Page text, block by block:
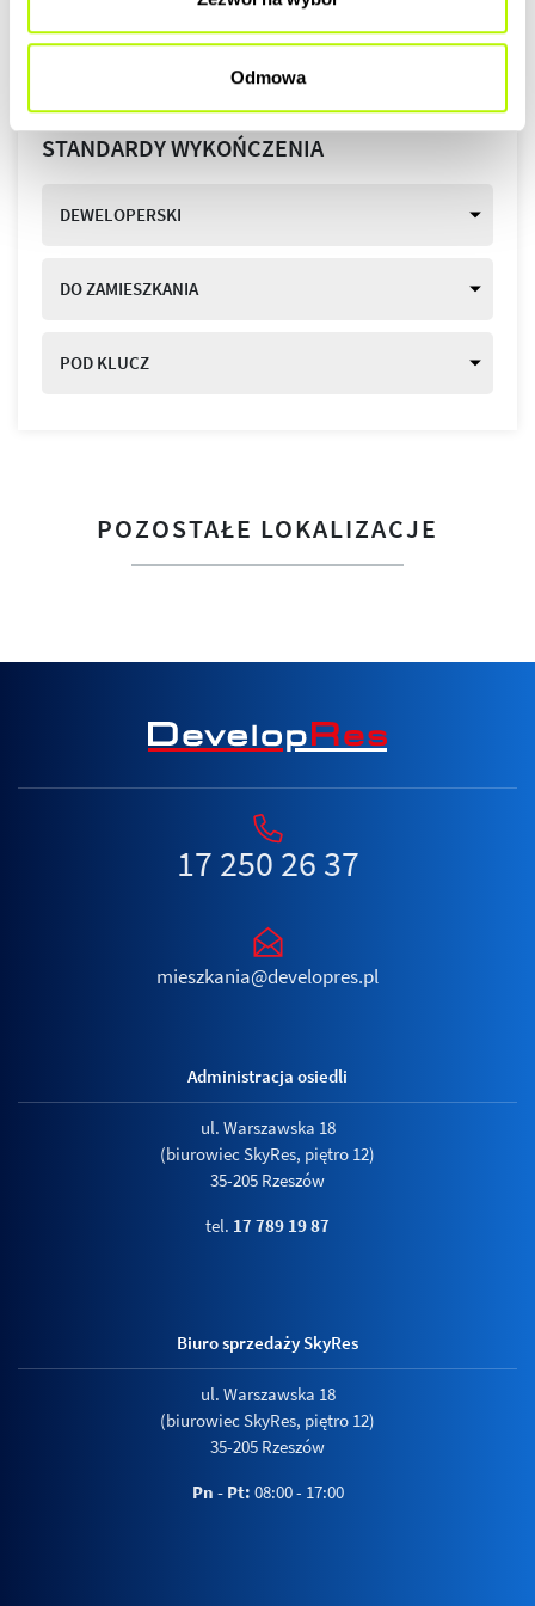
Odmowa
STANDARDY WYKOŃCZENIA
DEWELOPERSKI
DO ZAMIESZKANIA
POD KLUCZ
POZOSTAŁE LOKALIZACJE
17 250 26 37
mieszkania@developres.pl
Administracja osiedli
ul. Warszawska 18
(biurowiec SkyRes, piętro 12)
35-205 Rzeszów
tel. 17 789 19 87
Biuro sprzedaży SkyRes
ul. Warszawska 18
(biurowiec SkyRes, piętro 12)
35-205 Rzeszów
Pn - Pt: 08:00 - 17:00